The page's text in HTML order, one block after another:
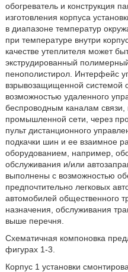
обогреватель и конструкция
изготовления корпуса
в диапазоне температур
при температуре внутри
качестве утеплителя может
экструдированный
пенополистирол. Интерфейс
взрывозащищенной системой
возможностью удаленного
беспроводным каналам связи,
промышленной сети, через
пульт дистанционного
подкачки шин и ее взаимное
оборудованием, например,
обслуживания и/или
выполнены с возможностью
предпочтительно легковых
автомобилей общественного
назначения, обслуживания
выше перечня.
Схематичная компоновка
фигурах 1-3.
Корпус 1 установки